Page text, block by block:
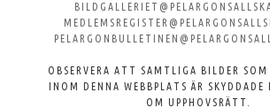
Pelargonsällskapet
OBSERVERA ATT SAMTLIGA BILDER SOM
INOM DENNA WEBBPLATS ÄR SKYDDADE
OM UPPHOVSRÄTT.